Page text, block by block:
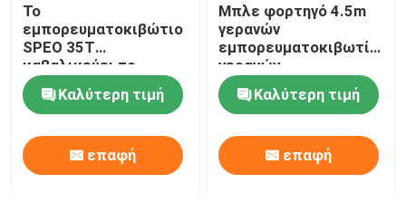
Το
εμπορευματοκιβώτιο
SPEO 35T
καβαλικεύει το
φορτηγό μεταφορέων
με τον αυτόματο
διαστολέα
Καλύτερη τιμή
επαφή
Μπλε φορτηγό 4.5m
γερανών
εμπορευματοκιβωτίων
γερανών
εμπορευματοκιβωτίων
ύψος ανύψωσης
Καλύτερη τιμή
επαφή